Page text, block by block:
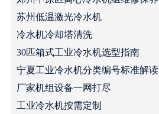
苏州低温激光冷水机
冷水机冷却塔清洗
30匹箱式工业冷水机选型指南
宁夏工业冷水机分类编号标准解读
厂家机组设备一网打尽
工业冷水机按需定制